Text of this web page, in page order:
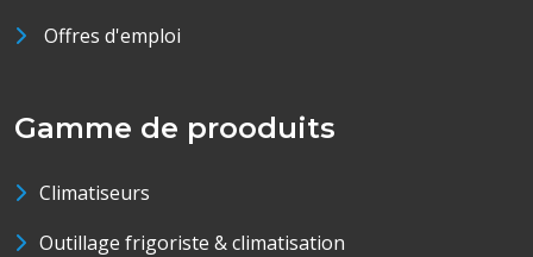
Offres d'emploi
Gamme de prooduits
Climatiseurs
Outillage frigoriste & climatisation